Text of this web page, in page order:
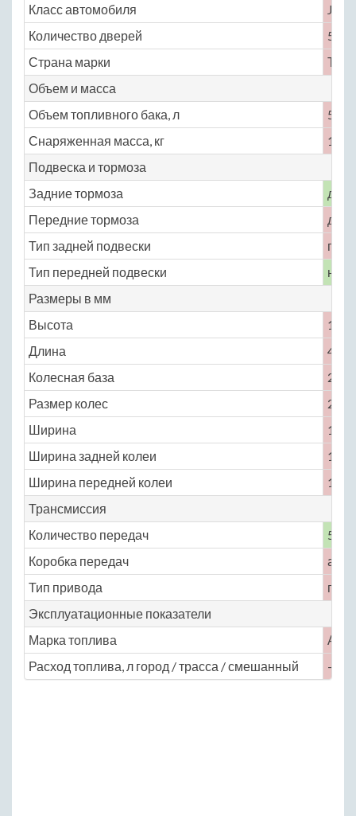
Класс автомобиля
J
Количество дверей
5
Страна марки
Объем и масса
Объем топливного бака, л
55
Снаряженная масса, кг
1472
Подвеска и тормоза
Задние тормоза
Передние тормоза
Тип задней подвески
Тип передней подвески
Размеры в мм
Высота
1645
Длина
4625
Колесная база
2720
Размер колес
215
Ширина
1825
Ширина задней колеи
1565
Ширина передней колеи
1555
Трансмиссия
Количество передач
5
Коробка передач
Тип привода
Эксплуатационные показатели
Марка топлива
АИ-
Расход топлива, л город / трасса / смешанный
— /